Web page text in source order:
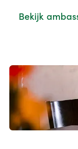
de klant aan te
Bekijk